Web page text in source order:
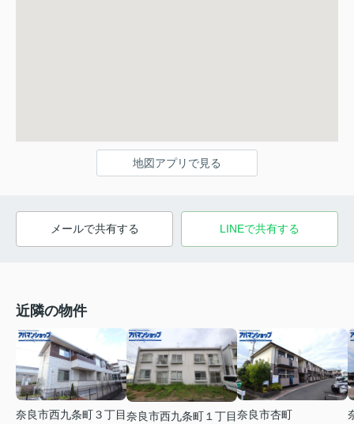
地図アプリで見る
メールで共有する LINEで共有する
近隣の物件
奈良市西九条町３丁目奈良市西九条町１丁目奈良市杏町